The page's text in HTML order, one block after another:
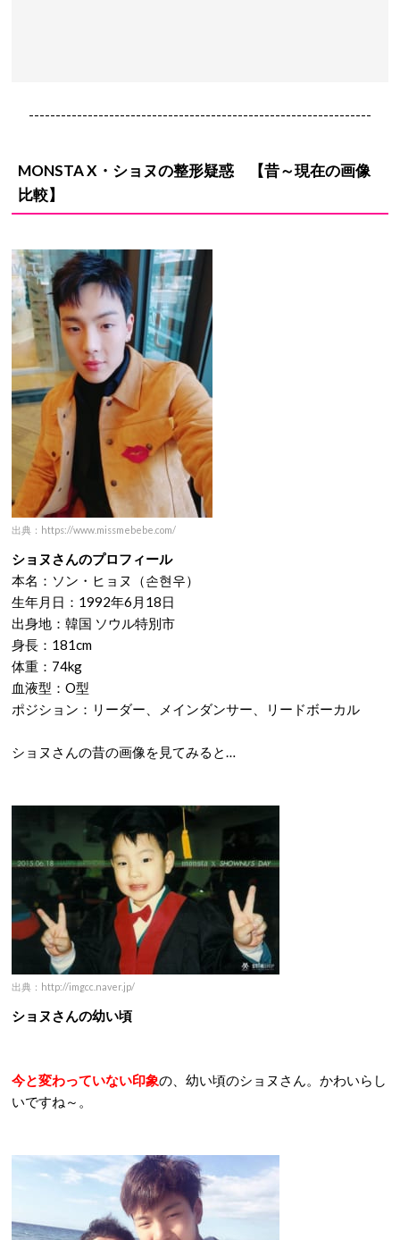
----------------------------------------------------------------
MONSTA X・ショヌの整形疑惑
【昔～現在の画像
比較】
出典：https://www.missmebebe.com/
ショヌさんのプロフィール
本名：ソン・ヒョヌ（손현우）
生年月日：1992年6月18日
出身地：韓国 ソウル特別市
身長 ：181cm
体重：74kg
血液型：O型
ポジション：リーダー、メインダンサー、リードボーカル
ショヌさんの昔の画像を見てみると…
出典：http://imgcc.naver.jp/
ショヌさんの幼い頃
今と変わっていない印象の、幼い頃のショヌさん。かわいらし
いですね～。